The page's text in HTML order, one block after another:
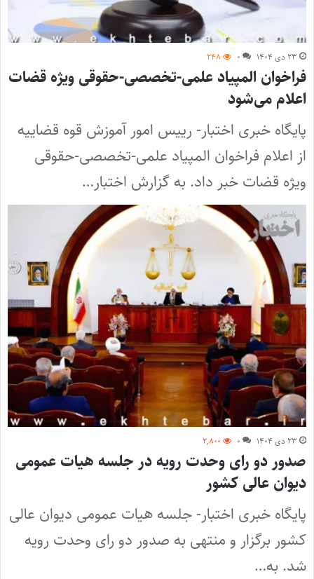
۲۳ دی ۱۴۰۴ ۰ ۲۴۸
فراخوان المپیاد علمی-تخصصی-حقوقی ویژه قضات
اعلام می‌شود
پایگاه خبری اختبار- رییس امور آموزش قوه قضاییه
از اعلام فراخوان المپیاد علمی-تخصصی-حقوقی
ویژه قضات خبر داد. به گزارش اختبار…
۲۳ دی ۱۴۰۴ ۰ ۲,۸۰۰
صدور دو رای وحدت رویه در جلسه هیات عمومی
دیوان عالی کشور
پایگاه خبری اختبار- جلسه هیات عمومی دیوان عالی
کشور برگزار و منتهی به صدور دو رای وحدت رویه
شد. به…